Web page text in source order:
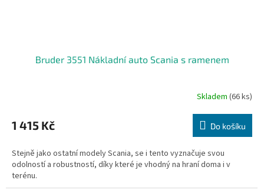
Bruder 3551 Nákladní auto Scania s ramenem
Skladem (66 ks)
1 415 Kč Do košíku
Stejně jako ostatní modely Scania, se i tento vyznačuje svou
odolností a robustností, díky které je vhodný na hraní doma i v
terénu.